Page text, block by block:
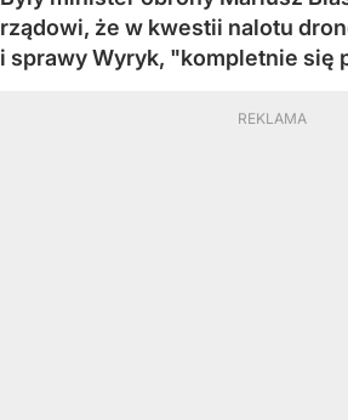
rządowi, że w kwestii nalotu
i sprawy Wyryk, "kompletnie się